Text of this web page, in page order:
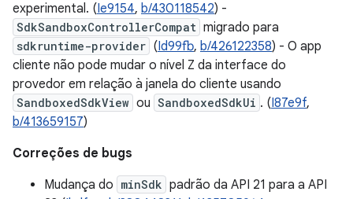
experimental. (Ie9154, b/430118542) -
SdkSandboxControllerCompat migrado para
sdkruntime-provider (Id99fb, b/426122358) - O app
cliente não pode mudar o nível Z da interface do
provedor em relação à janela do cliente usando
SandboxedSdkView ou SandboxedSdkUi . (I87e9f,
b/413659157)
Correções de bugs
Mudança do minSdk padrão da API 21 para a API